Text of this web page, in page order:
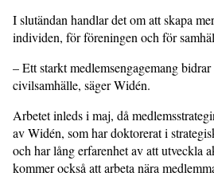
I slutändan handlar det om att skapa
individen, för föreningen och för
– Ett starkt medlemsengagemang
civilsamhälle, säger Widén.
Arbetet inleds i maj, då
av Widén, som har doktorerat i
och har lång erfarenhet av att utveckla
kommer också att arbeta nära